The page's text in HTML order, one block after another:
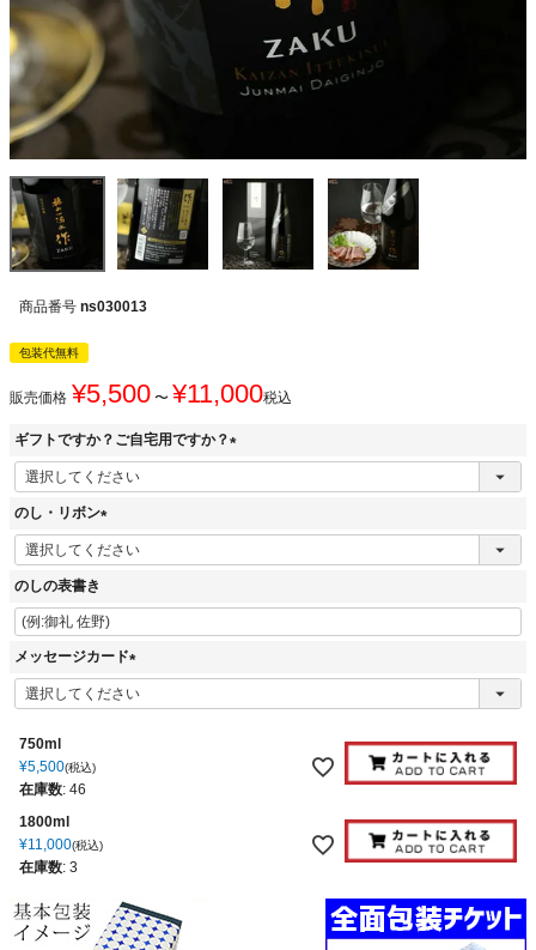
商品番号 ns030013
包装代無料
販売価格 ¥5,500 〜 ¥11,000税込
ギフトですか？ご自宅用ですか？
(
必
)
のし・リボン
(
必
)
のしの表書き
メッセージカード
(
必
750ml
¥5,500 税込
在庫数: 46
1800ml
¥11,000 税込
在庫数: 3